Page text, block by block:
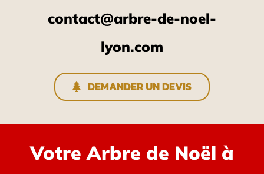
contact@arbre-de-noel-
lyon.com
DEMANDER UN DEVIS
Votre Arbre de Noël à